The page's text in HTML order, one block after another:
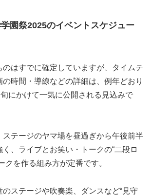
園祭2025のイベントスケジュー
のはすでに確定していますが、タイムテ
時間・導線などの詳細は、例年どおり
にかけて一気に公開される見込みで
ステージのヤマ場を昼過ぎから午後前半
、ライブとお笑い・トークの“二段ロ
クを作る組み方が定番です。
ステージや吹奏楽、ダンスなど“見守